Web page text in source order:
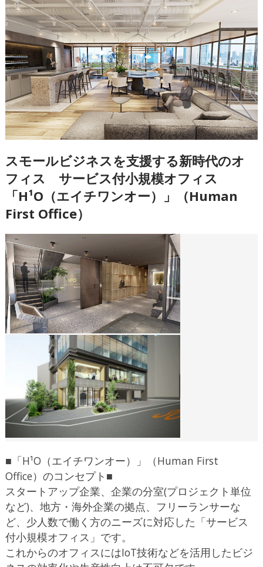
スモールビジネスを支援する新時代のオ
フィス サービス付小規模オフィス
「H¹O（エイチワンオー）」（Human
First Office）
■「H¹O（エイチワンオー）」（Human First
Office）のコンセプト■
スタートアップ企業、企業の分室(プロジェクト単位
など)、地方・海外企業の拠点、フリーランサーな
ど、少人数で働く方のニーズに対応した「サービス
付小規模オフィス」です。
これからのオフィスにはIoT技術などを活用したビジ